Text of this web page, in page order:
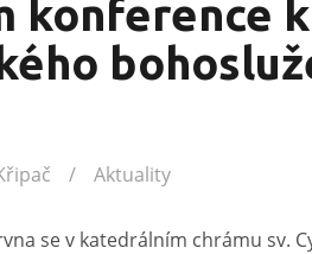
konference
Aktuality
se v katedrálním chrámu sv.